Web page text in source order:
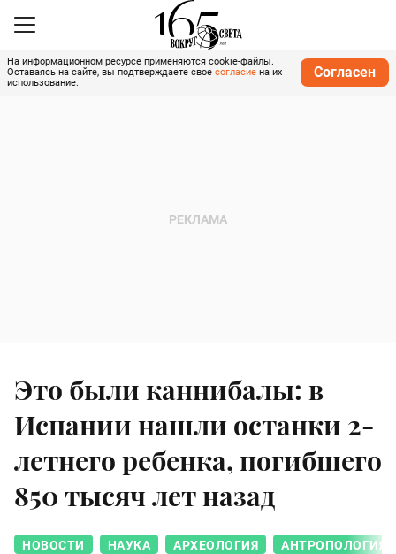
На информационном ресурсе применяются cookie-файлы.
Оставаясь на сайте, вы подтверждаете свое согласие на их
использование.
Согласен
Это были каннибалы: в
Испании нашли останки 2-
летнего ребенка, погибшего
850 тысяч лет назад
НОВОСТИ НАУКА АРХЕОЛОГИЯ АНТРОПОЛОГИЯ